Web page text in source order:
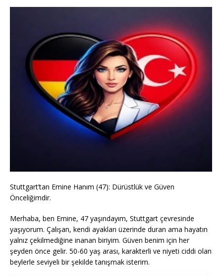
Stuttgart’tan Emine Hanım (47): Dürüstlük ve Güven
Önceliğimdir.
Merhaba, ben Emine, 47 yaşındayım, Stuttgart çevresinde
yaşıyorum. Çalışan, kendi ayakları üzerinde duran ama hayatın
yalnız çekilmediğine inanan biriyim. Güven benim için her
şeyden önce gelir. 50-60 yaş arası, karakterli ve niyeti ciddi olan
beylerle seviyeli bir şekilde tanışmak isterim.